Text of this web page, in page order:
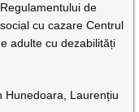
de
cu cazare Centrul
adulte cu dezabilități
Hunedoara, Laurențiu